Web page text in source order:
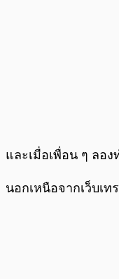
และเมื่อเพื่อน ๆ ลอ
นอกเหนือจากเว็บเท